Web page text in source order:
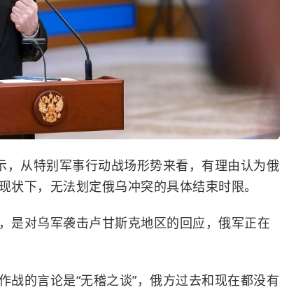
，从特别军事行动战场形势来看，有理由认为俄
状下，无法划定俄乌冲突的具体结束时限。
是对乌军袭击卢甘斯克地区的回应，俄军正在
战的言论是“无稽之谈”，俄方过去和现在都没有